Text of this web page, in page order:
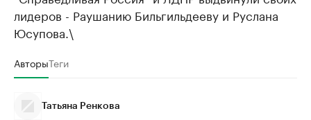
лидеров - Раушанию Бильгильдееву и Руслана
Юсупова.\
АвторыТеги
Татьяна Ренкова